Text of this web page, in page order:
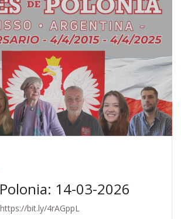
14-03-2026
bit.ly/4rAGppL